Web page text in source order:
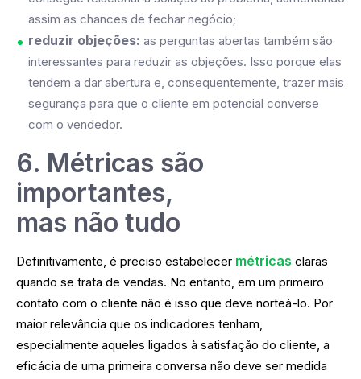
assim as chances de fechar negócio;
reduzir objeções: as perguntas abertas também são
interessantes para reduzir as objeções. Isso porque elas
tendem a dar abertura e, consequentemente, trazer mais
segurança para que o cliente em potencial converse
com o vendedor.
6. Métricas são
importantes,
mas não tudo
Definitivamente, é preciso estabelecer métricas claras
quando se trata de vendas. No entanto, em um primeiro
contato com o cliente não é isso que deve norteá-lo. Por
maior relevância que os indicadores tenham,
especialmente aqueles ligados à satisfação do cliente, a
eficácia de uma primeira conversa não deve ser medida